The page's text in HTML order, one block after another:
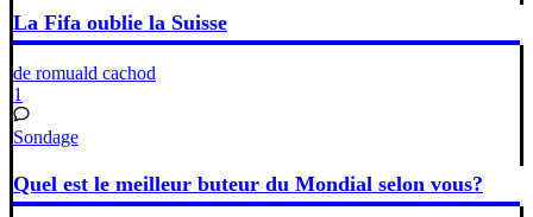
La Fifa oublie la Suisse
de romuald cachod
1
Sondage
Quel est le meilleur buteur du Mondial selon vous?